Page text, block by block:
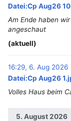
Datei:Cp Aug26
Am Ende haben
angeschaut
(aktuell)
16:29, 6. Aug 2026
Datei:Cp Aug26
Volles Haus beim
5. August 2026